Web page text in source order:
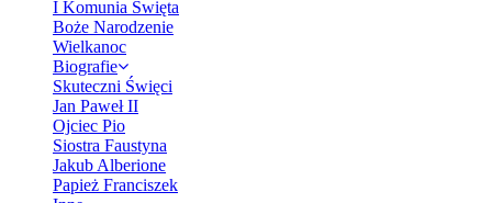
I Komunia Święta
Boże Narodzenie
Wielkanoc
Biografie
Skuteczni Święci
Jan Paweł II
Ojciec Pio
Siostra Faustyna
Jakub Alberione
Papież Franciszek